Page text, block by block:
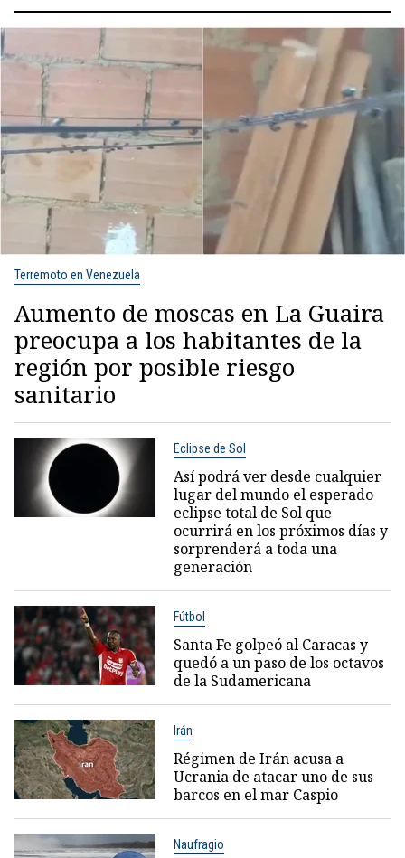
Terremoto en Venezuela
Aumento de moscas en La Guaira
preocupa a los habitantes de la
región por posible riesgo
sanitario
Eclipse de Sol
Así podrá ver desde cualquier
lugar del mundo el esperado
eclipse total de Sol que
ocurrirá en los próximos días y
sorprenderá a toda una
generación
Fútbol
Santa Fe golpeó al Caracas y
quedó a un paso de los octavos
de la Sudamericana
Irán
Régimen de Irán acusa a
Ucrania de atacar uno de sus
barcos en el mar Caspio
Naufragio